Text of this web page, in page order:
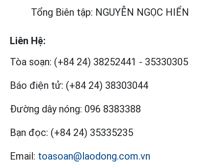
Tổng Biên tập: NGUYỄN NGỌC HIỂN
Liên Hệ:
Tòa soạn: (+84 24) 38252441 - 35330305
Báo điện tử: (+84 24) 38303044
Đường dây nóng: 096 8383388
Bạn đọc: (+84 24) 35335235
Email: toasoan@laodong.com.vn